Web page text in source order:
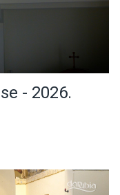
- 2026.